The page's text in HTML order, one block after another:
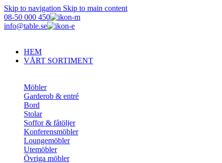
Skip to navigation Skip to main content
08-50 000 450
info@table.se
HEM
VÅRT SORTIMENT
Möbler
Garderob & entré
Bord
Stolar
Soffor & fåtöljer
Konferensmöbler
Loungemöbler
Utemöbler
Övriga möbler